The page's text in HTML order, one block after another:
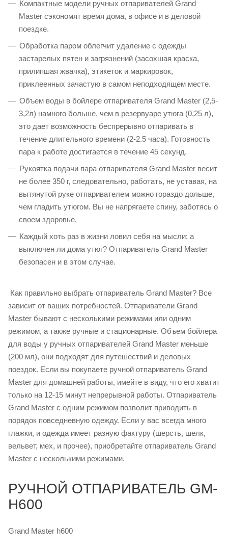
Компактные модели ручных отпаривателей Grand
Master сэкономят время дома, в офисе и в деловой
поездке.
Обработка паром облегчит удаление с одежды
застарелых пятен и загрязнений (засохшая краска,
прилипшая жвачка), этикеток и маркировок,
приклеенных зачастую в самом неподходящем месте.
Объем воды в бойлере отпаривателя Grand Master (2,5-
3,2л) намного больше, чем в резервуаре утюга (0,25 л),
это дает возможность беспрерывно отпаривать в
течение длительного времени (2-2.5 часа). Готовность
пара к работе достигается в течение 45 секунд.
Рукоятка подачи пара отпаривателя Grand Master весит
не более 350 г, следовательно, работать, не уставая, на
вытянутой руке отпаривателем можно гораздо дольше,
чем гладить утюгом. Вы не напрягаете спину, заботясь о
своем здоровье.
Каждый хоть раз в жизни ловил себя на мысли: а
выключен ли дома утюг? Отпариватель Grand Master
безопасен и в этом случае.
Как правильно выбрать отпариватель Grand Master? Все
зависит от ваших потребностей. Отпариватели Grand
Master бывают с несколькими режимами или одним
режимом, а также ручные и стационарные. Объем бойлера
для воды у ручных отпаривателей Grand Master меньше
(200 мл), они подходят для путешествий и деловых
поездок. Если вы покупаете ручной отпариватель Grand
Master для домашней работы, имейте в виду, что его хватит
только на 12-15 минут непрерывной работы. Отпариватель
Grand Master с одним режимом позволит приводить в
порядок повседневную одежду. Если у вас всегда много
глажки, и одежда имеет разную фактуру (шерсть, шелк,
вельвет, мех, и прочее), приобретайте отпариватель Grand
Master с несколькими режимами.
РУЧНОЙ ОТПАРИВАТЕЛЬ GM-
H600
Grand Master h600